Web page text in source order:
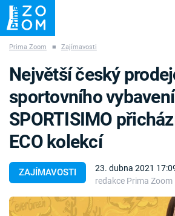
ZÁHADY VETŘELCI DÁVNOVĚKU
Témata
Témata
Prima Zoom ■ Zajímavosti
ZAJÍMAVOSTI
23. dubna 2021
redakce Prima Zoom
Největší český
sportovního vybavení
SPORTISIMO
ECO kolekcí